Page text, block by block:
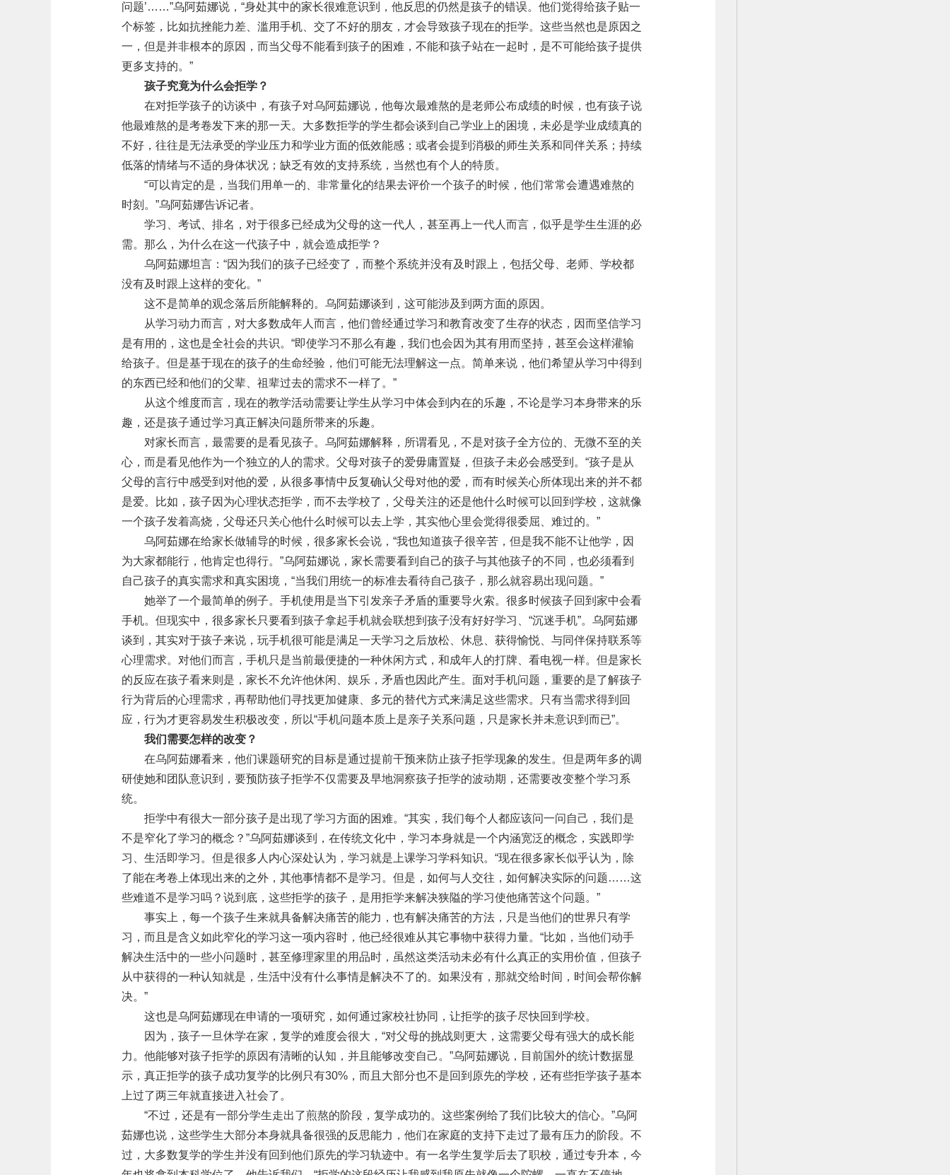
问题’……”乌阿茹娜说，“身处其中的家长很难意识到，他反思的仍然是孩子的错误。他们觉得给孩子贴一
个标签，比如抗挫能力差、滥用手机、交了不好的朋友，才会导致孩子现在的拒学。这些当然也是原因之
一，但是并非根本的原因，而当父母不能看到孩子的困难，不能和孩子站在一起时，是不可能给孩子提供
更多支持的。”
孩子究竟为什么会拒学？
在对拒学孩子的访谈中，有孩子对乌阿茹娜说，他每次最难熬的是老师公布成绩的时候，也有孩子说
他最难熬的是考卷发下来的那一天。大多数拒学的学生都会谈到自己学业上的困境，未必是学业成绩真的
不好，往往是无法承受的学业压力和学业方面的低效能感；或者会提到消极的师生关系和同伴关系；持续
低落的情绪与不适的身体状况；缺乏有效的支持系统，当然也有个人的特质。
“可以肯定的是，当我们用单一的、非常量化的结果去评价一个孩子的时候，他们常常会遭遇难熬的
时刻。”乌阿茹娜告诉记者。
学习、考试、排名，对于很多已经成为父母的这一代人，甚至再上一代人而言，似乎是学生生涯的必
需。那么，为什么在这一代孩子中，就会造成拒学？
乌阿茹娜坦言：“因为我们的孩子已经变了，而整个系统并没有及时跟上，包括父母、老师、学校都
没有及时跟上这样的变化。”
这不是简单的观念落后所能解释的。乌阿茹娜谈到，这可能涉及到两方面的原因。
从学习动力而言，对大多数成年人而言，他们曾经通过学习和教育改变了生存的状态，因而坚信学习
是有用的，这也是全社会的共识。“即使学习不那么有趣，我们也会因为其有用而坚持，甚至会这样灌输
给孩子。但是基于现在的孩子的生命经验，他们可能无法理解这一点。简单来说，他们希望从学习中得到
的东西已经和他们的父辈、祖辈过去的需求不一样了。”
从这个维度而言，现在的教学活动需要让学生从学习中体会到内在的乐趣，不论是学习本身带来的乐
趣，还是孩子通过学习真正解决问题所带来的乐趣。
对家长而言，最需要的是看见孩子。乌阿茹娜解释，所谓看见，不是对孩子全方位的、无微不至的关
心，而是看见他作为一个独立的人的需求。父母对孩子的爱毋庸置疑，但孩子未必会感受到。“孩子是从
父母的言行中感受到对他的爱，从很多事情中反复确认父母对他的爱，而有时候关心所体现出来的并不都
是爱。比如，孩子因为心理状态拒学，而不去学校了，父母关注的还是他什么时候可以回到学校，这就像
一个孩子发着高烧，父母还只关心他什么时候可以去上学，其实他心里会觉得很委屈、难过的。”
乌阿茹娜在给家长做辅导的时候，很多家长会说，“我也知道孩子很辛苦，但是我不能不让他学，因
为大家都能行，他肯定也得行。”乌阿茹娜说，家长需要看到自己的孩子与其他孩子的不同，也必须看到
自己孩子的真实需求和真实困境，“当我们用统一的标准去看待自己孩子，那么就容易出现问题。”
她举了一个最简单的例子。手机使用是当下引发亲子矛盾的重要导火索。很多时候孩子回到家中会看
手机。但现实中，很多家长只要看到孩子拿起手机就会联想到孩子没有好好学习、“沉迷手机”。乌阿茹娜
谈到，其实对于孩子来说，玩手机很可能是满足一天学习之后放松、休息、获得愉悦、与同伴保持联系等
心理需求。对他们而言，手机只是当前最便捷的一种休闲方式，和成年人的打牌、看电视一样。但是家长
的反应在孩子看来则是，家长不允许他休闲、娱乐，矛盾也因此产生。面对手机问题，重要的是了解孩子
行为背后的心理需求，再帮助他们寻找更加健康、多元的替代方式来满足这些需求。只有当需求得到回
应，行为才更容易发生积极改变，所以“手机问题本质上是亲子关系问题，只是家长并未意识到而已”。
我们需要怎样的改变？
在乌阿茹娜看来，他们课题研究的目标是通过提前干预来防止孩子拒学现象的发生。但是两年多的调
研使她和团队意识到，要预防孩子拒学不仅需要及早地洞察孩子拒学的波动期，还需要改变整个学习系
统。
拒学中有很大一部分孩子是出现了学习方面的困难。“其实，我们每个人都应该问一问自己，我们是
不是窄化了学习的概念？”乌阿茹娜谈到，在传统文化中，学习本身就是一个内涵宽泛的概念，实践即学
习、生活即学习。但是很多人内心深处认为，学习就是上课学习学科知识。“现在很多家长似乎认为，除
了能在考卷上体现出来的之外，其他事情都不是学习。但是，如何与人交往，如何解决实际的问题……这
些难道不是学习吗？说到底，这些拒学的孩子，是用拒学来解决狭隘的学习使他痛苦这个问题。”
事实上，每一个孩子生来就具备解决痛苦的能力，也有解决痛苦的方法，只是当他们的世界只有学
习，而且是含义如此窄化的学习这一项内容时，他已经很难从其它事物中获得力量。“比如，当他们动手
解决生活中的一些小问题时，甚至修理家里的用品时，虽然这类活动未必有什么真正的实用价值，但孩子
从中获得的一种认知就是，生活中没有什么事情是解决不了的。如果没有，那就交给时间，时间会帮你解
决。”
这也是乌阿茹娜现在申请的一项研究，如何通过家校社协同，让拒学的孩子尽快回到学校。
因为，孩子一旦休学在家，复学的难度会很大，“对父母的挑战则更大，这需要父母有强大的成长能
力。他能够对孩子拒学的原因有清晰的认知，并且能够改变自己。”乌阿茹娜说，目前国外的统计数据显
示，真正拒学的孩子成功复学的比例只有30%，而且大部分也不是回到原先的学校，还有些拒学孩子基本
上过了两三年就直接进入社会了。
“不过，还是有一部分学生走出了煎熬的阶段，复学成功的。这些案例给了我们比较大的信心。”乌阿
茹娜也说，这些学生大部分本身就具备很强的反思能力，他们在家庭的支持下走过了最有压力的阶段。不
过，大多数复学的学生并没有回到他们原先的学习轨迹中。有一名学生复学后去了职校，通过专升本，今